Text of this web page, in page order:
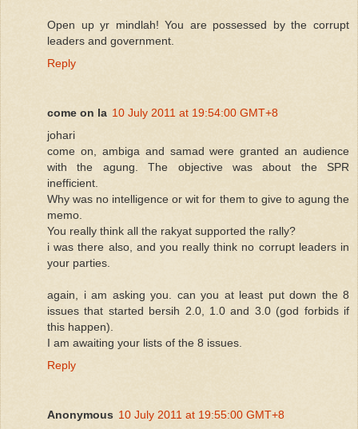
Open up yr mindlah! You are possessed by the corrupt
leaders and government.
Reply
come on la 10 July 2011 at 19:54:00 GMT+8
johari
come on, ambiga and samad were granted an audience
with the agung. The objective was about the SPR
inefficient.
Why was no intelligence or wit for them to give to agung the
memo.
You really think all the rakyat supported the rally?
i was there also, and you really think no corrupt leaders in
your parties.
again, i am asking you. can you at least put down the 8
issues that started bersih 2.0, 1.0 and 3.0 (god forbids if
this happen).
I am awaiting your lists of the 8 issues.
Reply
Anonymous 10 July 2011 at 19:55:00 GMT+8